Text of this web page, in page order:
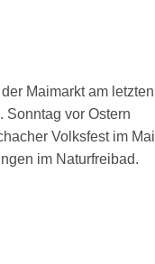
Maimarkt am letzten
Sonntag vor Ostern
Volksfest im Mai
im Naturfreibad.